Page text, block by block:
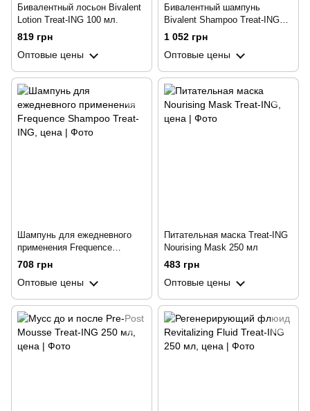
Бивалентный лосьон Bivalent
Lotion Treat-ING 100 мл.
819 грн
Оптовые цены
Бивалентный шампунь
Bivalent Shampoo Treat-ING
1000 мл
1 052 грн
Оптовые цены
Шампунь для ежедневного
применения Frequence
Shampoo Treat-ING 1000 мл
708 грн
Оптовые цены
Питательная маска Treat-ING
Nourising Mask 250 мл
483 грн
Оптовые цены